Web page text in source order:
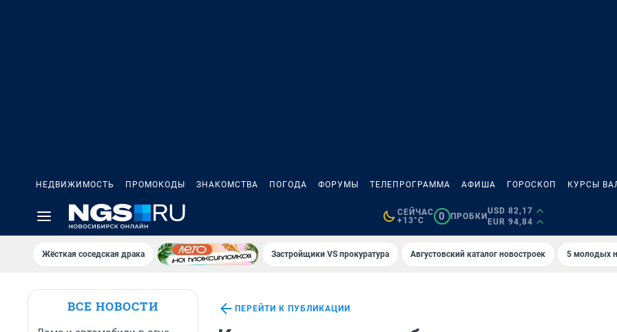
НЕДВИЖИМОСТЬ ПРОМОКОДЫ ЗНАКОМСТВА ПОГОДА ФОРУМЫ ТЕЛЕПРОГРАММА АФИША ГОРОСКОП КУРСЫ
СЕЙЧАС
+13°C
0 ПРОБКИ
USD 82,17
EUR 94,84
Жёсткая соседская драка Застройщики VS прокуратура Августовский каталог новостроек 5 молодых
ВСЕ НОВОСТИ ПЕРЕЙТИ К ПУБЛИКАЦИИ